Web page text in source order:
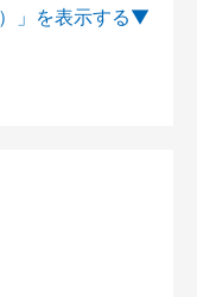
」を